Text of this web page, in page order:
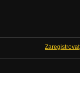
Zaregistrovat